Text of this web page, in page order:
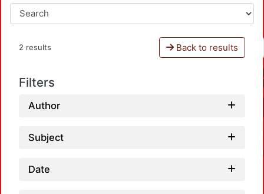
2 results Back to results
Filters
Author
Subject
Date